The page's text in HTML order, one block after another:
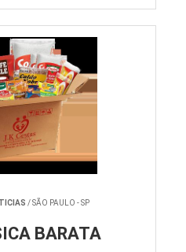
/ SÃO PAULO - SP
BARATA